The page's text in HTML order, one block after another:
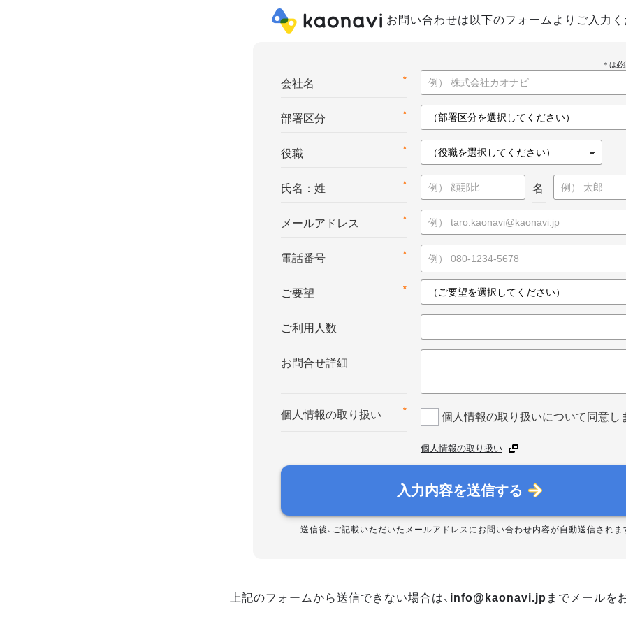
お問い合わせは以下のフォームよりご入力く
*
会社名
*
部署区分
*
役職
*
氏名：姓 名
*
メールアドレス
*
電話番号
*
ご要望
ご利用人数
お問合せ詳細
*
個人情報の取り扱い 個人情報の取り扱いについて同意し
個人情報の取り扱い
入力内容を送信する
送信後、ご記載いただいたメールアドレスにお問い合わせ内容が自動送信されま
上記のフォームから送信できない場合は、 info@kaonavi.jp までメールを